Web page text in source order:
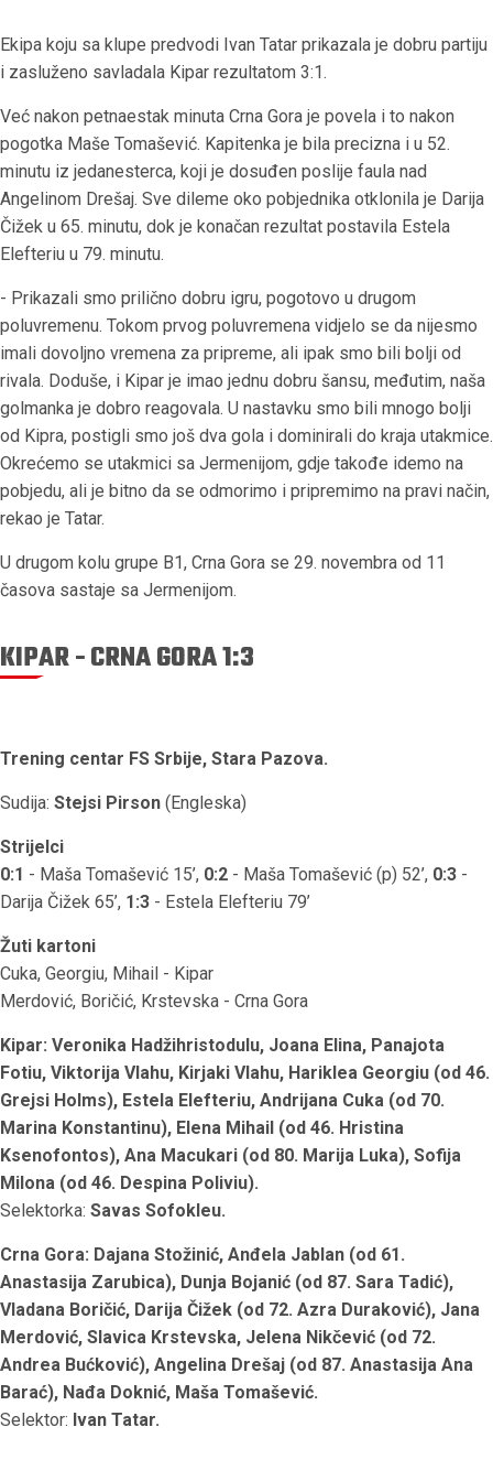
Ekipa koju sa klupe predvodi Ivan Tatar prikazala je dobru partiju
i zasluženo savladala Kipar rezultatom 3:1.
Već nakon petnaestak minuta Crna Gora je povela i to nakon
pogotka Maše Tomašević. Kapitenka je bila precizna i u 52.
minutu iz jedanesterca, koji je dosuđen poslije faula nad
Angelinom Drešaj. Sve dileme oko pobjednika otklonila je Darija
Čižek u 65. minutu, dok je konačan rezultat postavila Estela
Elefteriu u 79. minutu.
- Prikazali smo prilično dobru igru, pogotovo u drugom
poluvremenu. Tokom prvog poluvremena vidjelo se da nijesmo
imali dovoljno vremena za pripreme, ali ipak smo bili bolji od
rivala. Doduše, i Kipar je imao jednu dobru šansu, međutim, naša
golmanka je dobro reagovala. U nastavku smo bili mnogo bolji
od Kipra, postigli smo još dva gola i dominirali do kraja utakmice.
Okrećemo se utakmici sa Jermenijom, gdje takođe idemo na
pobjedu, ali je bitno da se odmorimo i pripremimo na pravi način,
rekao je Tatar.
U drugom kolu grupe B1, Crna Gora se 29. novembra od 11
časova sastaje sa Jermenijom.
KIPAR - CRNA GORA 1:3
Trening centar FS Srbije, Stara Pazova.
Sudija: Stejsi Pirson (Engleska)
Strijelci
0:1 - Maša Tomašević 15’, 0:2 - Maša Tomašević (p) 52’, 0:3 -
Darija Čižek 65’, 1:3 - Estela Elefteriu 79’
Žuti kartoni
Cuka, Georgiu, Mihail - Kipar
Merdović, Boričić, Krstevska - Crna Gora
Kipar: Veronika Hadžihristodulu, Joana Elina, Panajota
Fotiu, Viktorija Vlahu, Kirjaki Vlahu, Hariklea Georgiu (od 46.
Grejsi Holms), Estela Elefteriu, Andrijana Cuka (od 70.
Marina Konstantinu), Elena Mihail (od 46. Hristina
Ksenofontos), Ana Macukari (od 80. Marija Luka), Sofija
Milona (od 46. Despina Poliviu).
Selektorka: Savas Sofokleu.
Crna Gora: Dajana Stožinić, Anđela Jablan (od 61.
Anastasija Zarubica), Dunja Bojanić (od 87. Sara Tadić),
Vladana Boričić, Darija Čižek (od 72. Azra Duraković), Jana
Merdović, Slavica Krstevska, Jelena Nikčević (od 72.
Andrea Bućković), Angelina Drešaj (od 87. Anastasija Ana
Barać), Nađa Doknić, Maša Tomašević.
Selektor: Ivan Tatar.